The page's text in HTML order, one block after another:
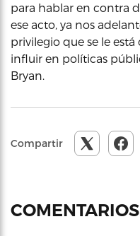
para hablar en contra
ese acto, ya nos
privilegio que se le
influir en políticas
Bryan.
Compartir
COMENTARIOS